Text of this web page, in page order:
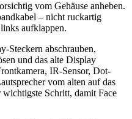
vom Gehäuse anheben.
– nicht ruckartig
aufklappen.
Steckern abschrauben,
und das alte Display
IR-Sensor, Dot-
vom alten auf das
wichtigste Schritt, damit Face